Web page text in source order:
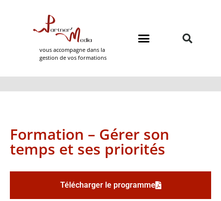
vous accompagne dans la
gestion de vos formations
Formation – Gérer son
temps et ses priorités
Télécharger le programme